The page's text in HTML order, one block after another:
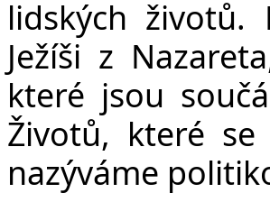
lidských
Ježíši z
které jsou
Životů, které
nazýváme